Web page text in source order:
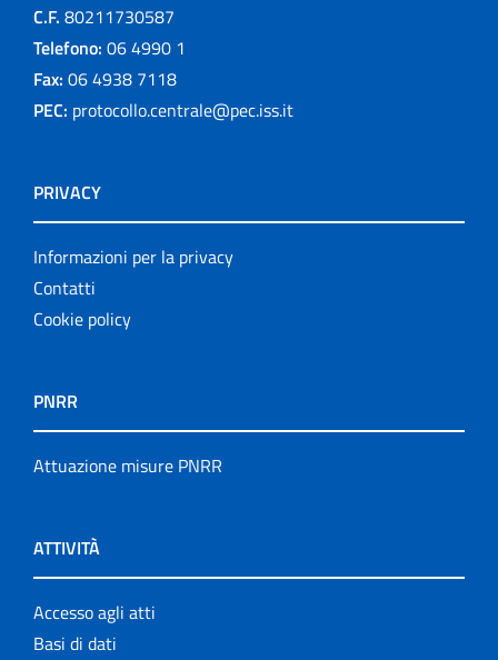
C.F. 80211730587
Telefono: 06 4990 1
Fax: 06 4938 7118
PEC: protocollo.centrale@pec.iss.it
PRIVACY
Informazioni per la privacy
Contatti
Cookie policy
PNRR
Attuazione misure PNRR
ATTIVITÀ
Accesso agli atti
Basi di dati